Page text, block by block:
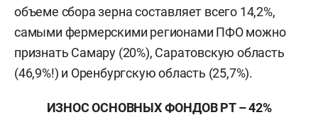
объеме сбора зерна составляет всего 14,2%,
самыми фермерскими регионами ПФО можно
признать Самару (20%), Саратовскую область
(46,9%!) и Оренбургскую область (25,7%).
ИЗНОС ОСНОВНЫХ ФОНДОВ РТ – 42%